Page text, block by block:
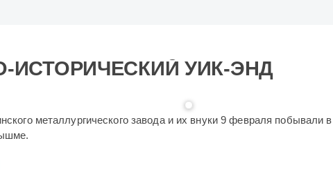
ИСТОРИЧЕСКИЙ УИК-ЭНД
металлургического завода и их внуки 9 февраля побывали